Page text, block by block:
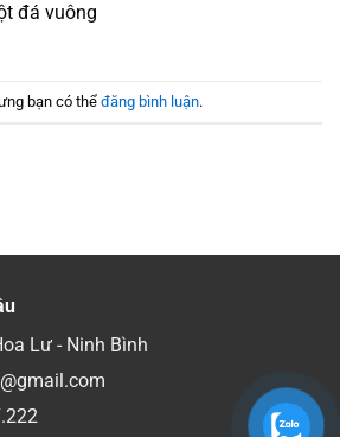
đá vuông
bạn có thể đăng bình luận.
Lư - Ninh Bình